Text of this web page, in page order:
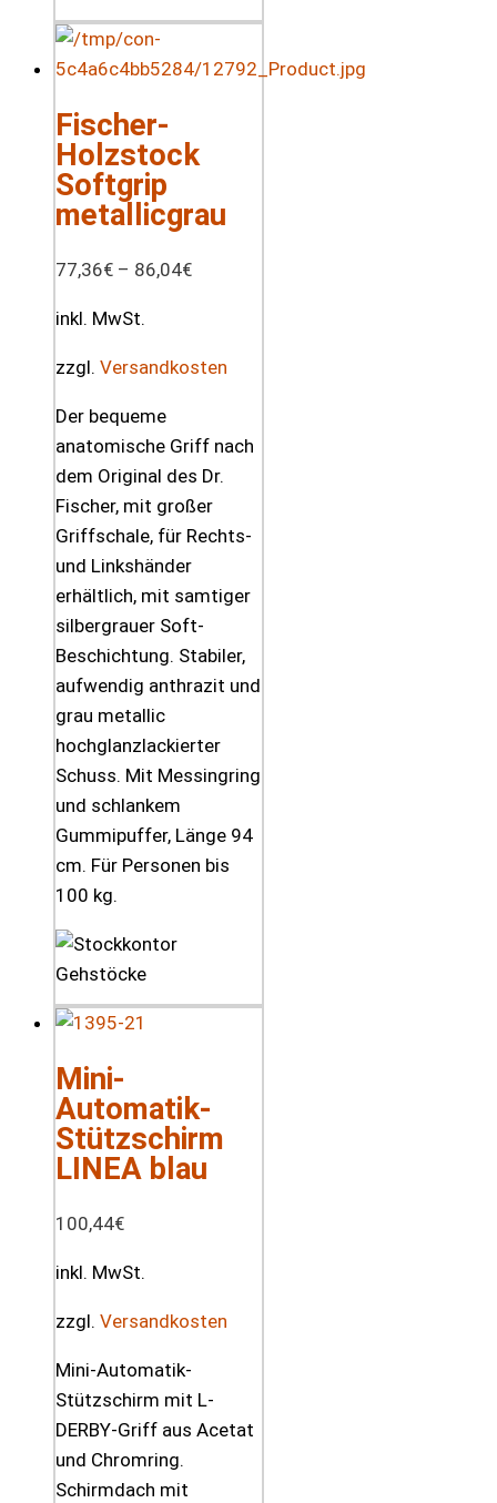
Fischer-
Holzstock
Softgrip
metallicgrau
77,36€ – 86,04€
inkl. MwSt.
zzgl. Versandkosten
Der bequeme
anatomische Griff nach
dem Original des Dr.
Fischer, mit großer
Griffschale, für Rechts-
und Linkshänder
erhältlich, mit samtiger
silbergrauer Soft-
Beschichtung. Stabiler,
aufwendig anthrazit und
grau metallic
hochglanzlackierter
Schuss. Mit Messingring
und schlankem
Gummipuffer, Länge 94
cm. Für Personen bis
100 kg.
Mini-
Automatik-
Stützschirm
LINEA blau
100,44€
inkl. MwSt.
zzgl. Versandkosten
Mini-Automatik-
Stützschirm mit L-
DERBY-Griff aus Acetat
und Chromring.
Schirmdach mit